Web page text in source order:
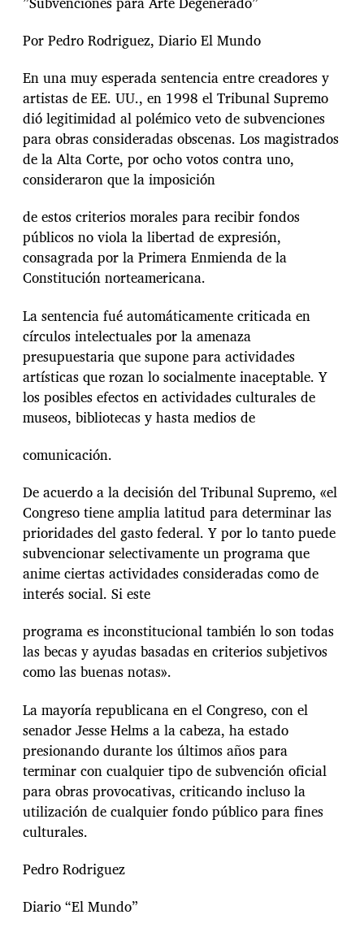
Por Pedro Rodriguez, Diario El Mundo
En una muy esperada sentencia entre creadores y
artistas de EE. UU., en 1998 el Tribunal Supremo
dió legitimidad al polémico veto de subvenciones
para obras consideradas obscenas. Los magistrados
de la Alta Corte, por ocho votos contra uno,
consideraron que la imposición
de estos criterios morales para recibir fondos
públicos no viola la libertad de expresión,
consagrada por la Primera Enmienda de la
Constitución norteamericana.
La sentencia fué automáticamente criticada en
círculos intelectuales por la amenaza
presupuestaria que supone para actividades
artísticas que rozan lo socialmente inaceptable. Y
los posibles efectos en actividades culturales de
museos, bibliotecas y hasta medios de
comunicación.
De acuerdo a la decisión del Tribunal Supremo, «el
Congreso tiene amplia latitud para determinar las
prioridades del gasto federal. Y por lo tanto puede
subvencionar selectivamente un programa que
anime ciertas actividades consideradas como de
interés social. Si este
programa es inconstitucional también lo son todas
las becas y ayudas basadas en criterios subjetivos
como las buenas notas».
La mayoría republicana en el Congreso, con el
senador Jesse Helms a la cabeza, ha estado
presionando durante los últimos años para
terminar con cualquier tipo de subvención oficial
para obras provocativas, criticando incluso la
utilización de cualquier fondo público para fines
culturales.
Pedro Rodriguez
Diario “El Mundo”